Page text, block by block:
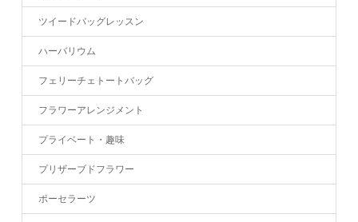
ツイードバッグレッスン
ハーバリウム
フェリーチェトートバッグ
フラワーアレンジメント
プライベート・趣味
プリザーブドフラワー
ポーセラーツ